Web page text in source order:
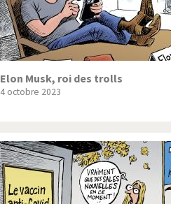
Elon Musk, roi des trolls
4 octobre 2023